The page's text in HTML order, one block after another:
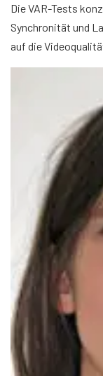
Die VAR-Tests
Synchronität und
auf die